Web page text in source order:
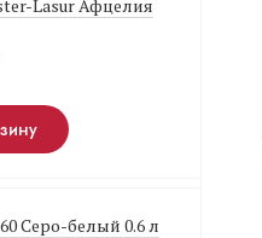
Lasur Афцелия
Серо-белый 0.6 л